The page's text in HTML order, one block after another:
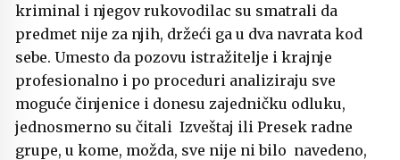
kriminal i njegov rukovodilac su smatrali da
predmet nije za njih, držeći ga u dva navrata kod
sebe. Umesto da pozovu istražitelje i krajnje
profesionalno i po proceduri analiziraju sve
moguće činjenice i donesu zajedničku odluku,
jednosmerno su čitali Izveštaj ili Presek radne
grupe, u kome, možda, sve nije ni bilo navedeno,